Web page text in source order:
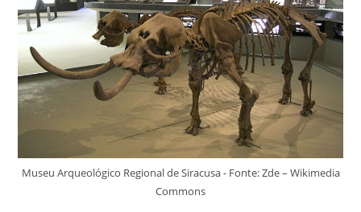
Museu Arqueológico Regional de Siracusa - Fonte: Zde – Wikimedia
Commons